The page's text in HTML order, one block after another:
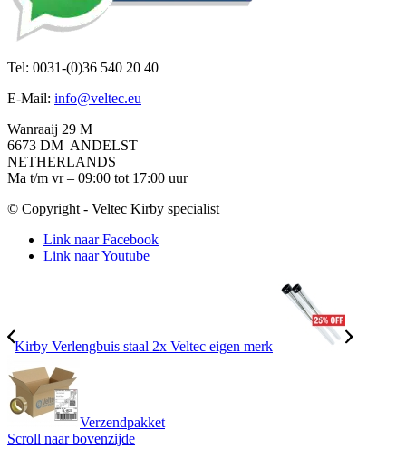
Tel: 0031-(0)36 540 20 40
E-Mail: info@veltec.eu
Wanraaij 29 M
6673 DM ANDELST
NETHERLANDS
Ma t/m vr – 09:00 tot 17:00 uur
© Copyright - Veltec Kirby specialist
Link naar Facebook
Link naar Youtube
Kirby Verlengbuis staal 2x Veltec eigen merk
Verzendpakket
Scroll naar bovenzijde